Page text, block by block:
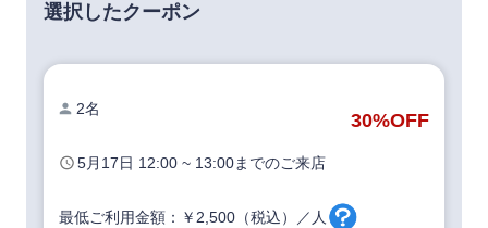
選択したクーポン
30%OFF
2名
5月17日 12:00 ~ 13:00までのご来店
最低ご利用金額：￥2,500（税込）／人